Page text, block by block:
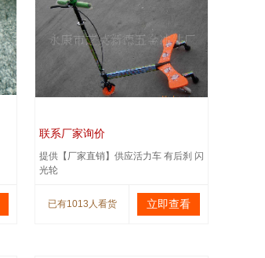
联系厂家询价
提供【厂家直销】供应活力车 有后刹 闪
光轮
已有1013人看货 立即查看